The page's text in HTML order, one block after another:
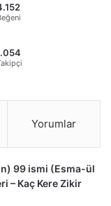
Yorumlar
99 ismi (Esma-ül
– Kaç Kere Zikir